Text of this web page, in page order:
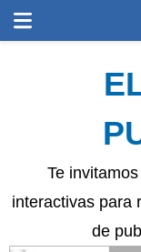
Te
interactivas para
de